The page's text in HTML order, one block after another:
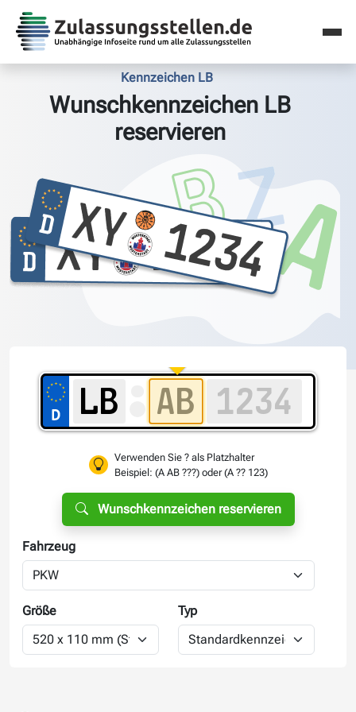
Kennzeichen LB
Wunschkennzeichen LB
reservieren
Verwenden Sie ? als Platzhalter
Beispiel: (A AB ???) oder (A ?? 123)
Wunschkennzeichen reservieren
Fahrzeug
Größe Typ